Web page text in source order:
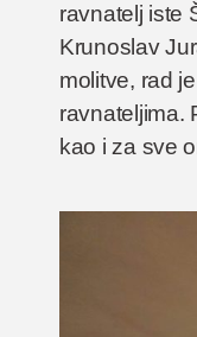
ravnatelj iste
Krunoslav
molitve, rad
ravnateljima.
kao i za sve